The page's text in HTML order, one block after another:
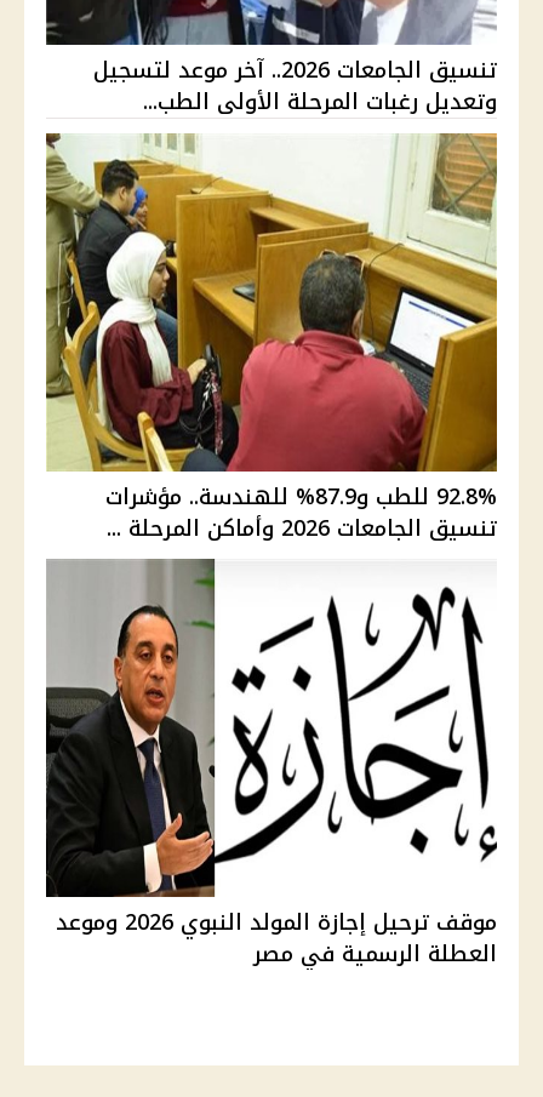
تنسيق الجامعات 2026.. آخر موعد لتسجيل
وتعديل رغبات المرحلة الأولى الطب...
92.8% للطب و87.9% للهندسة.. مؤشرات
تنسيق الجامعات 2026 وأماكن المرحلة ...
موقف ترحيل إجازة المولد النبوي 2026 وموعد
العطلة الرسمية في مصر